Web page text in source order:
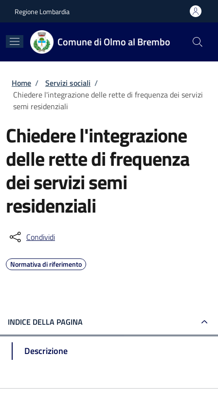
Regione Lombardia
Comune di Olmo al Brembo
Briciole di pane
Home / Servizi sociali /
Chiedere l'integrazione delle rette di frequenza dei servizi
semi residenziali
Chiedere l'integrazione
delle rette di frequenza
dei servizi semi
residenziali
Condividi
Normativa di riferimento
INDICE DELLA PAGINA
Descrizione